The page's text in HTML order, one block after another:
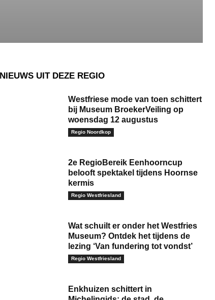
NIEUWS UIT DEZE REGIO
Westfriese mode van toen schittert
bij Museum BroekerVeiling op
woensdag 12 augustus
Regio Noordkop
2e RegioBereik Eenhoorncup
belooft spektakel tijdens Hoornse
kermis
Regio Westfriesland
Wat schuilt er onder het Westfries
Museum? Ontdek het tijdens de
lezing ‘Van fundering tot vondst’
Regio Westfriesland
Enkhuizen schittert in